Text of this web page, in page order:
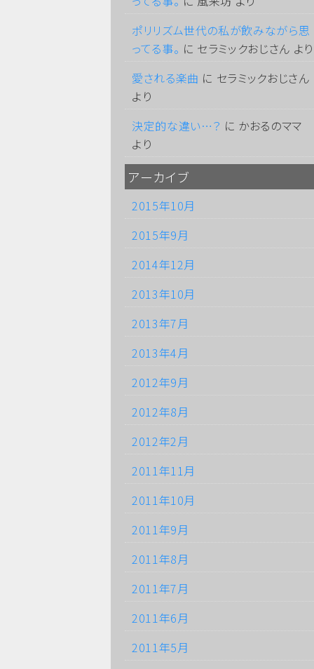
ポリリズム世代の私が飲みながら思
ってる事。 に セラミックおじさん より
愛される楽曲 に セラミックおじさん
より
決定的な違い…？ に かおるのママ
より
アーカイブ
2015年10月
2015年9月
2014年12月
2013年10月
2013年7月
2013年4月
2012年9月
2012年8月
2012年2月
2011年11月
2011年10月
2011年9月
2011年8月
2011年7月
2011年6月
2011年5月